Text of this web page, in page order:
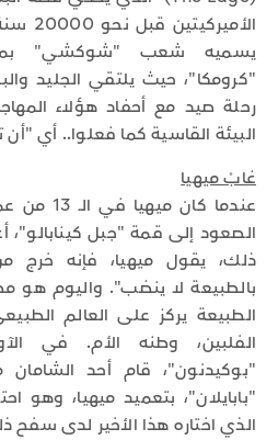
يسميه شعب "شوكشي"
"كرومكا"، حيث يلتقي الجليد
رحلة صيد مع أحفاد هؤلاء
البيئة القاسية كما فعلوا.. أي
غابْ ميهيا
عندما كان
الصعود إلى قمة "جبل
ذلك، يقول ميهيا، فإنه خرج
بالطبيعة لا ينضب". واليوم
الطبيعة يركز على العالم
الفلبين، وطنه الأم. في
"بوكيدنون"، قام أحد الشامان
"بابايلان"، بتعميد ميهيا، وهو
الذي اختاره هذا الأخير لدى